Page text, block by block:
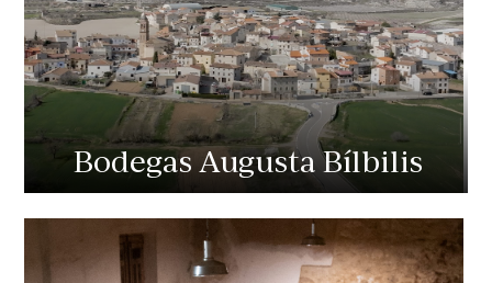
Bodegas Augusta Bílbilis